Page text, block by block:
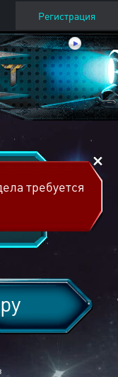
Регистрация
требуется